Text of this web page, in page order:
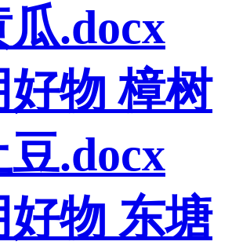
.docx
好物 樟树
.docx
好物 东塘